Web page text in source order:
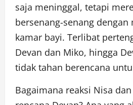
saja meninggal, tetapi
bersenang-senang dengan
kamar bayi. Terlibat
Devan dan Miko, hingga
tidak tahan berencana
Bagaimana reaksi Nisa